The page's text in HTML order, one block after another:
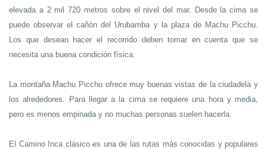
elevada a 2 mil 720 metros sobre el nivel del mar. Desde la cima se
puede observar el cañón del Urubamba y la plaza de Machu Picchu.
Los que desean hacer el recorrido deben tomar en cuenta que se
necesita una buena condición física.
La montaña Machu Picchu ofrece muy buenas vistas de la ciudadela y
los alrededores. Para llegar a la cima se requiere una hora y media,
pero es menos empinada y no muchas personas suelen hacerla.
El Camino Inca clásico es una de las rutas más conocidas y populares